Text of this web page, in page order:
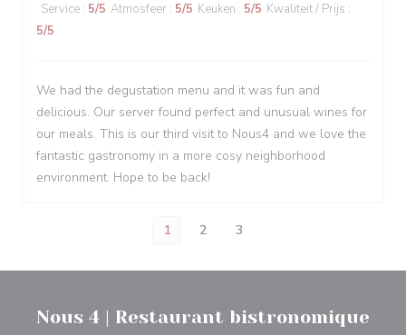
Service : 5/5 Atmosfeer : 5/5 Keuken : 5/5 Kwaliteit / Prijs :
5/5
We had the degustation menu and it was fun and
delicious. Our server found perfect and unusual wines for
our meals. This is our third visit to Nous4 and we love the
fantastic gastronomy in a more cosy neighborhood
environment. Hope to be back!
1 2 3
Nous 4 | Restaurant bistronomique